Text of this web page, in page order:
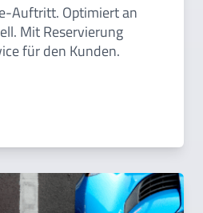
Auftritt. Optimiert an
für den Kunden.